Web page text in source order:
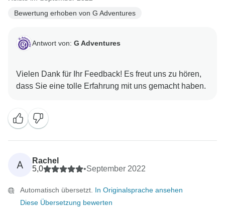
Bewertung erhoben von G Adventures
Antwort von: G Adventures
Vielen Dank für Ihr Feedback! Es freut uns zu hören,
A
Rachel
5,0
•September 2022
Automatisch übersetzt. In Originalsprache ansehen
Diese Übersetzung bewerten